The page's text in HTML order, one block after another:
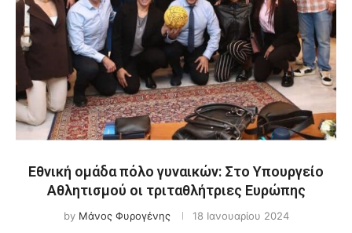
Εθνική ομάδα πόλο γυναικών: Στο Υπουργείο
Αθλητισμού οι τριταθλήτριες Ευρώπης
by Μάνος Φυρογένης 18 Ιανουαρίου 2024